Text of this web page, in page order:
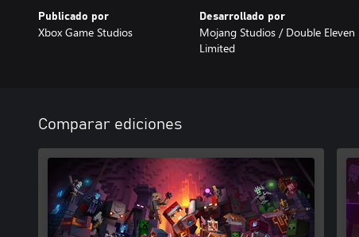
Publicado por
Xbox Game Studios
Desarrollado por
Mojang Studios / ‪Double Eleven
Limited
Comparar ediciones